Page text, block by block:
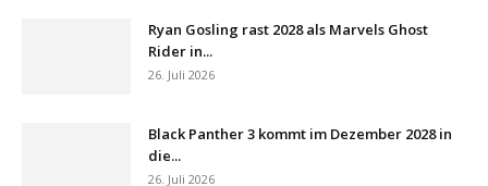
Ryan Gosling rast 2028 als Marvels Ghost
Rider in...
26. Juli 2026
Black Panther 3 kommt im Dezember 2028 in
die...
26. Juli 2026